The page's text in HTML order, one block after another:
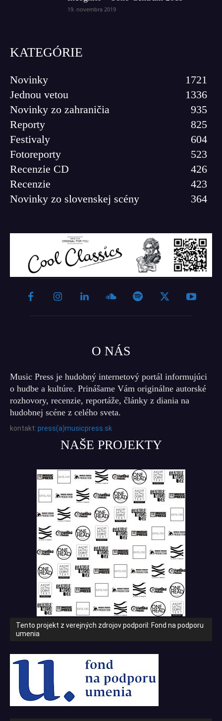
19. novembra 2019
KATEGÓRIE
Novinky
1721
Jednou vetou
1336
Novinky zo zahraničia
935
Reporty
825
Festivaly
604
Fotoreporty
523
Recenzie CD
426
Recenzie
423
Novinky zo slovenskej scény
364
O NÁS
Music Press je hudobný internetový portál informujúci
o hudbe a kultúre. Prinášame Vám originálne autorské
rozhovory, recenzie, reportáže, články z diania na
hudobnej scéne z celého sveta.
kontakt: press(a)musicpress.sk
NAŠE PROJEKTY
Tento projekt z verejných zdrojov podporil: Fond na podporu
umenia